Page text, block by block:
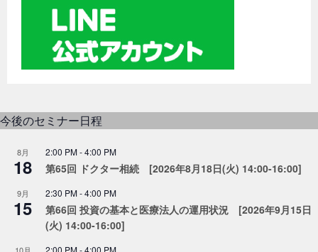
今後のセミナー日程
8月
18
2:00 PM-4:00 PM
第65回 ドクター相続 [2026年8月18日(火) 14:00-16:00]
9月
15
2:30 PM-4:00 PM
第66回 投資の基本と医療法人の運用状況 [2026年9月15日
(火) 14:00-16:00]